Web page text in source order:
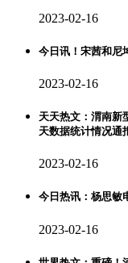
2023-02-16
今日讯！宋茜和尼
2023-02-16
天天热文：渭南新
天数据统计情况通
2023-02-16
今日热讯：杨思敏
2023-02-16